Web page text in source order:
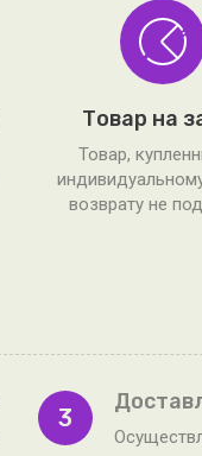
Товар на
Товар,
возврату не
3